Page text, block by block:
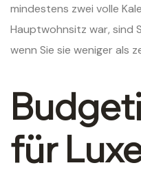
mindestens zwei volle
Hauptwohnsitz war, sind
wenn Sie sie weniger als
für